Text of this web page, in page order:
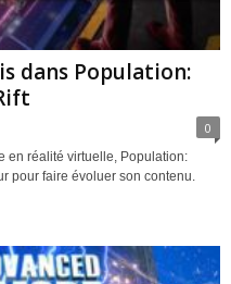
dans Population:
0
en réalité virtuelle, Population:
pour faire évoluer son contenu.